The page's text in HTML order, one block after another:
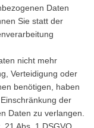
Daten
Sie statt der
nicht mehr
Verteidigung oder
benötigen, haben
der
Daten zu verlangen.